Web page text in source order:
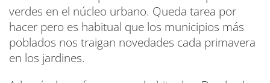
verdes en el núcleo urbano. Queda tarea por
hacer pero es habitual que los municipios más
poblados nos traigan novedades cada primavera
en los jardines.